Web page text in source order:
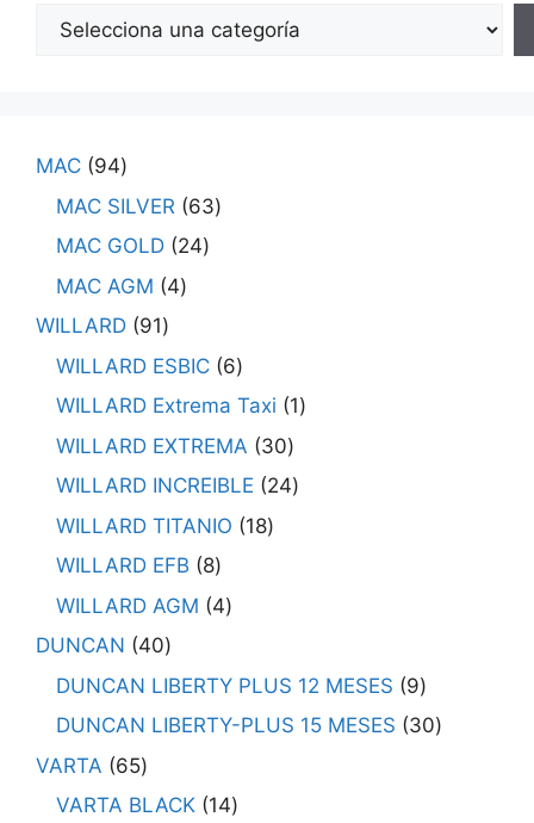
MAC 94
MAC SILVER
63
MAC GOLD 24
MAC AGM
4
WILLARD 91
WILLARD ESBIC 6
WILLARD Extrema Taxi
1
WILLARD EXTREMA
30
WILLARD INCREIBLE
24
WILLARD TITANIO
18
WILLARD EFB
8
WILLARD AGM
4
DUNCAN
40
DUNCAN LIBERTY PLUS 12 MESES
9
DUNCAN LIBERTY-PLUS 15 MESES
30
VARTA
65
VARTA BLACK 14